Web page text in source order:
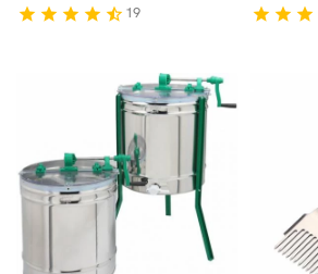
star star star star star_half 19
star star star